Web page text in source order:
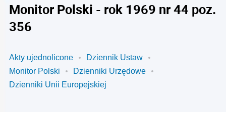
Monitor Polski - rok 1969 nr 44 poz.
356
Akty ujednolicone
Dziennik Ustaw
Monitor Polski
Dzienniki Urzędowe
Dzienniki Unii Europejskiej